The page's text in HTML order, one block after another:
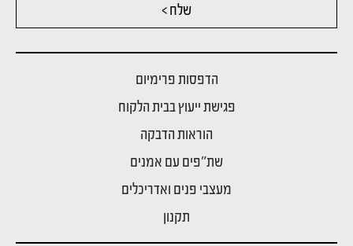
הדפסות פרימיום
פגישת ייעוץ בבית הלקוח
הוראות הדבקה
שת"פים עם אמנים
מעצבי פנים ואדריכלים
תקנון
שלח >